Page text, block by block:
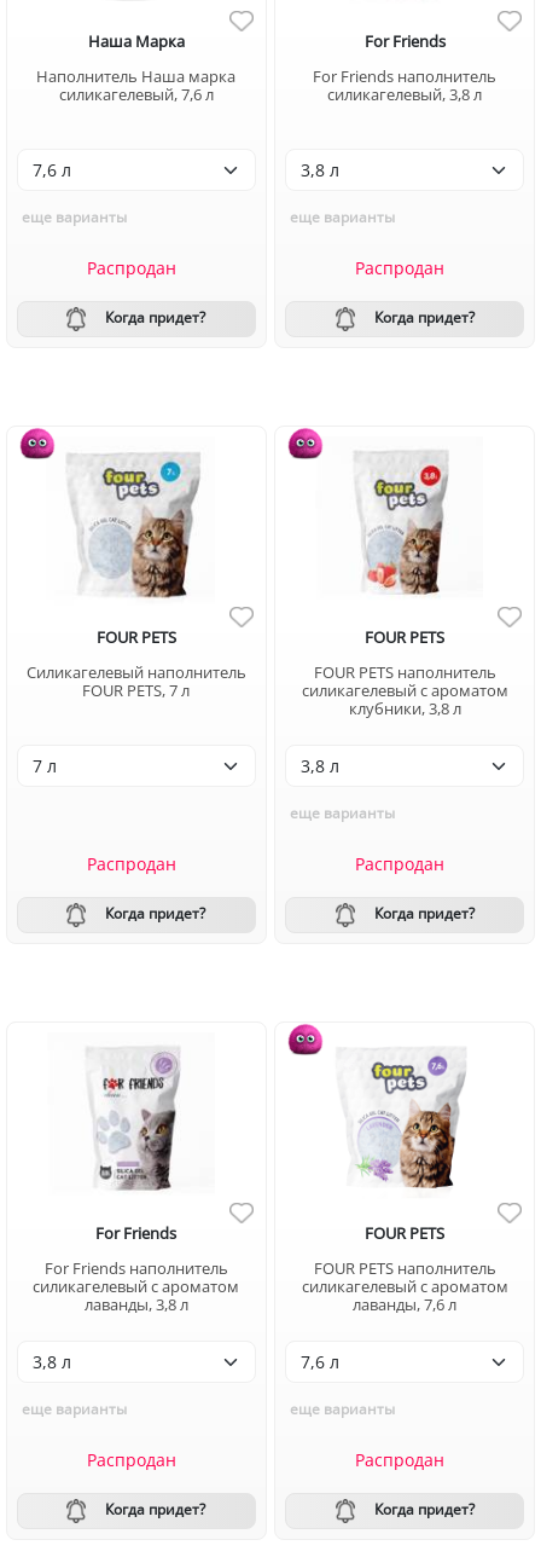
Наша Марка
Наполнитель Наша марка
силикагелевый, 7,6 л
еще варианты
Распродан
Когда придет?
For Friends
For Friends наполнитель
силикагелевый, 3,8 л
еще варианты
Распродан
Когда придет?
FOUR PETS
Силикагелевый наполнитель
FOUR PETS, 7 л
Распродан
Когда придет?
FOUR PETS
FOUR PETS наполнитель
силикагелевый с ароматом
клубники, 3,8 л
еще варианты
Распродан
Когда придет?
For Friends
For Friends наполнитель
силикагелевый с ароматом
лаванды, 3,8 л
еще варианты
Распродан
Когда придет?
FOUR PETS
FOUR PETS наполнитель
силикагелевый с ароматом
лаванды, 7,6 л
еще варианты
Распродан
Когда придет?